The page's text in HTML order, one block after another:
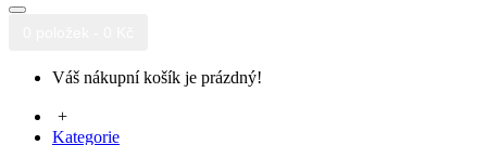
Váš nákupní košík je prázdný!
+
Kategorie